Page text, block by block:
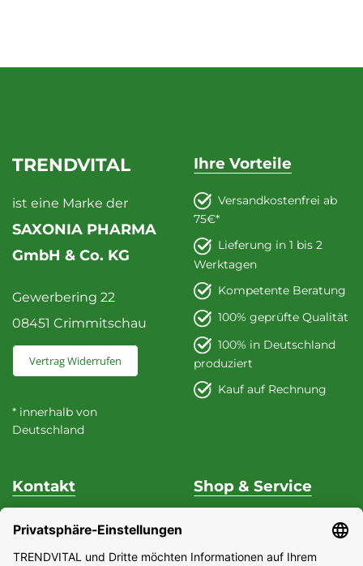
TRENDVITAL
ist eine Marke der
SAXONIA PHARMA
GmbH & Co. KG
Gewerbering 22
08451 Crimmitschau
Vertrag Widerrufen
* innerhalb von
Deutschland
Ihre Vorteile
Versandkostenfrei ab
75€*
Lieferung in 1 bis 2
Werktagen
Kompetente Beratung
100% geprüfte Qualität
100% in Deutschland
produziert
Kauf auf Rechnung
Kontakt
Unterstützung & Beratung
Fon +49 (0) 37 62 / 95 71 25
Shop & Service
Datenschutz